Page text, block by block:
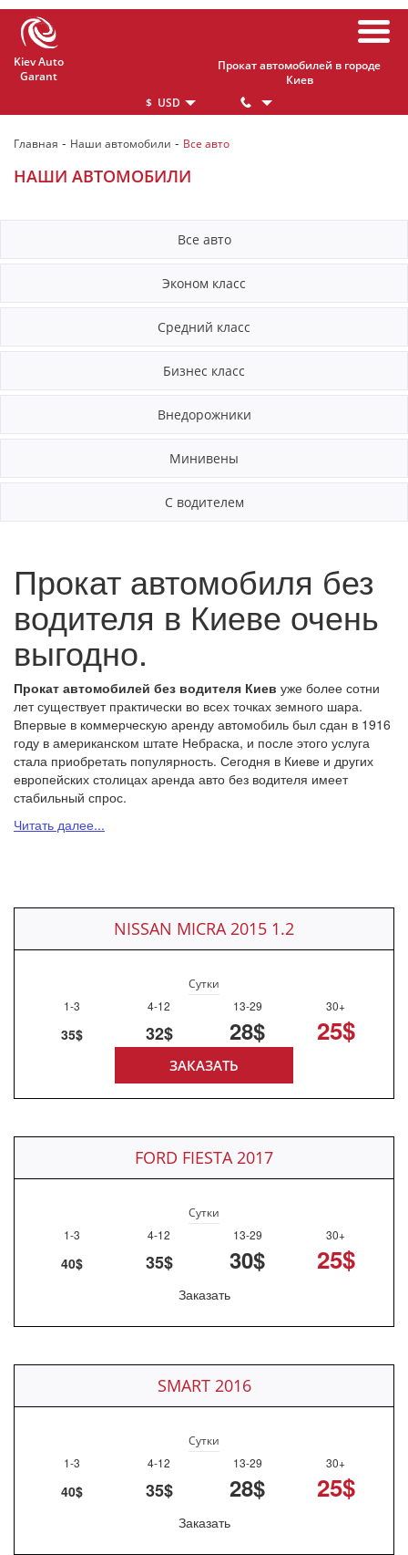
Kiev Auto
Garant
Прокат автомобилей в городе
Киев
$ USD
Главная - Наши автомобили - Все авто
НАШИ АВТОМОБИЛИ
Все авто
Эконом класс
Средний класс
Бизнес класс
Внедорожники
Минивены
С водителем
Прокат автомобиля без
водителя в Киеве очень
выгодно.
Прокат автомобилей без водителя Киев уже более сотни
лет существует практически во всех точках земного шара.
Впервые в коммерческую аренду автомобиль был сдан в 1916
году в американском штате Небраска, и после этого услуга
стала приобретать популярность. Сегодня в Киеве и других
европейских столицах аренда авто без водителя имеет
стабильный спрос.
Читать далее...
NISSAN MICRA 2015 1.2
Сутки
1-3
4-12 13-29 30+
35$ 32$ 28$ 25$
ЗАКАЗАТЬ
FORD FIESTA 2017
Сутки
1-3
4-12 13-29 30+
40$ 35$ 30$ 25$
Заказать
SMART 2016
Сутки
1-3
4-12 13-29 30+
40$ 35$ 28$ 25$
Заказать